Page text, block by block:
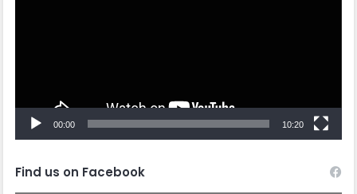
00:00 10:20
Find us on Facebook